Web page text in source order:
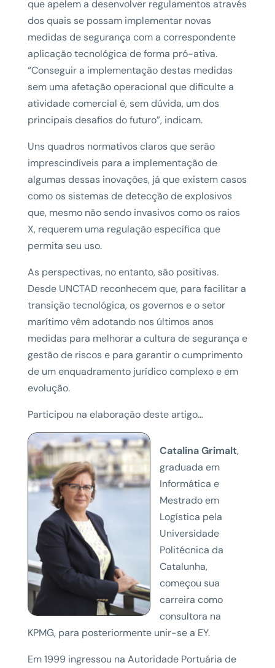
que apelem a desenvolver regulamentos através
dos quais se possam implementar novas
medidas de segurança com a correspondente
aplicação tecnológica de forma pró-ativa.
“Conseguir a implementação destas medidas
sem uma afetação operacional que dificulte a
atividade comercial é, sem dúvida, um dos
principais desafios do futuro”, indicam.
Uns quadros normativos claros que serão
imprescindíveis para a implementação de
algumas dessas inovações, já que existem casos
como os sistemas de detecção de explosivos
que, mesmo não sendo invasivos como os raios
X, requerem uma regulação específica que
permita seu uso.
As perspectivas, no entanto, são positivas.
Desde UNCTAD reconhecem que, para facilitar a
transição tecnológica, os governos e o setor
marítimo vêm adotando nos últimos anos
medidas para melhorar a cultura de segurança e
gestão de riscos e para garantir o cumprimento
de um enquadramento jurídico complexo e em
evolução.
Participou na elaboração deste artigo…
Catalina Grimalt,
graduada em
Informática e
Mestrado em
Logística pela
Universidade
Politécnica da
Catalunha,
começou sua
carreira como
consultora na
KPMG, para posteriormente unir-se a EY.
Em 1999 ingressou na Autoridade Portuária de